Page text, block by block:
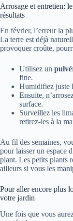
Arrosage et entretien:
résultats
En février, l’erreur la
La terre est déjà
provoquer croûte,
Utilisez un
fine.
Humidifiez juste
Ensuite,
surface.
Surveillez les
retirez-les à la
Au fil des semaines,
pour laisser un espace
plant. Les petits plants
ailleurs si vous les
Pour aller encore plus
votre jardin
Une fois que vous